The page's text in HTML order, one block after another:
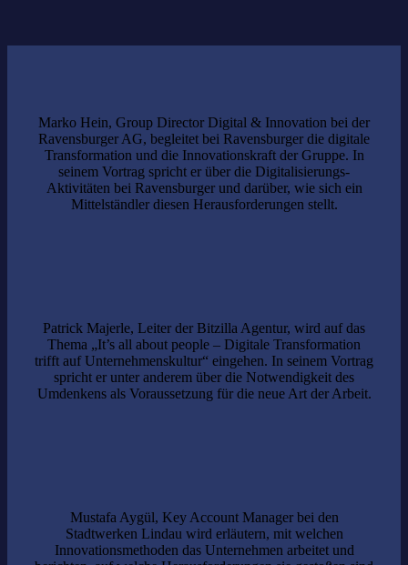
Marko Hein, Group Director Digital & Innovation bei der
Ravensburger AG, begleitet bei Ravensburger die digitale
Transformation und die Innovationskraft der Gruppe. In
seinem Vortrag spricht er über die Digitalisierungs-
Aktivitäten bei Ravensburger und darüber, wie sich ein
Mittelständler diesen Herausforderungen stellt.
Patrick Majerle, Leiter der Bitzilla Agentur, wird auf das
Thema „It’s all about people – Digitale Transformation
trifft auf Unternehmenskultur“ eingehen. In seinem Vortrag
spricht er unter anderem über die Notwendigkeit des
Umdenkens als Voraussetzung für die neue Art der Arbeit.
Mustafa Aygül, Key Account Manager bei den
Stadtwerken Lindau wird erläutern, mit welchen
Innovationsmethoden das Unternehmen arbeitet und